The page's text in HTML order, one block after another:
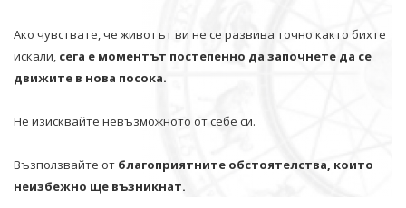
Ако чувствате, че животът ви не се развива точно както бихте
искали, сега е моментът постепенно да започнете да се
движите в нова посока.
Не изисквайте невъзможното от себе си.
Възползвайте от благоприятните обстоятелства, които
неизбежно ще възникнат.